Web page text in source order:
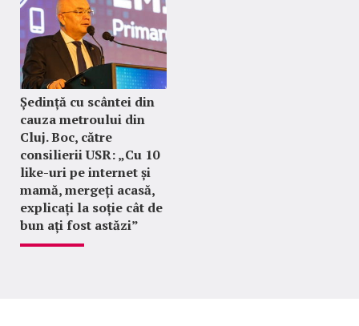
Ședință cu scântei din
cauza metroului din
Cluj. Boc, către
consilierii USR: „Cu 10
like-uri pe internet și
mamă, mergeți acasă,
explicați la soție cât de
bun ați fost astăzi”